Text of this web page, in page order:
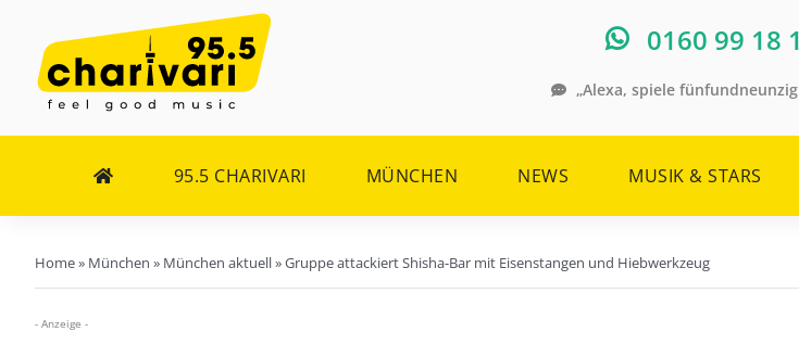
Inhalt
springen
0160 99 18
„Alexa, spiele
95.5 CHARIVARI MÜNCHEN NEWS MUSIK & STARS
Home» München » München aktuell»Gruppe attackiert Shisha-Bar mit Eisenstangen und Hiebwerkzeug
- Anzeige -